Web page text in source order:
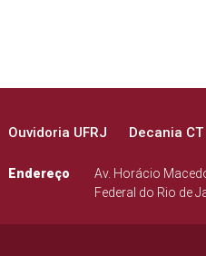
Ouvidoria UFRJ Decania CT
Endereço
Av. Horácio
Federal do Rio de